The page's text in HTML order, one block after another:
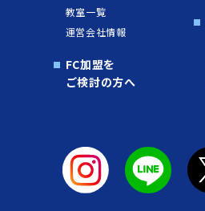
教室一覧
運営会社情報
FC加盟を
ご検討の方へ